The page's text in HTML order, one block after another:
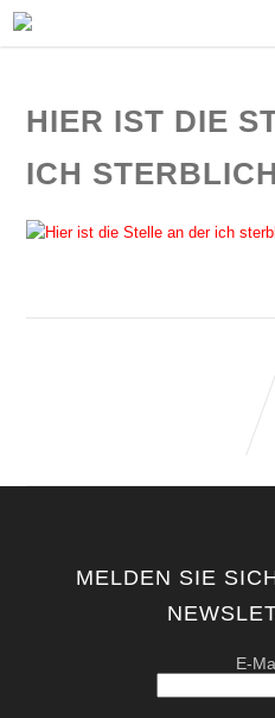
HIER IST DIE
ICH
MELDEN SIE
E-